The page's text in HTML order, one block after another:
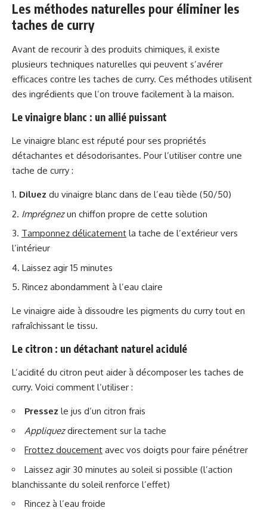
Les méthodes naturelles pour éliminer les
taches de curry
Avant de recourir à des produits chimiques, il existe
plusieurs techniques naturelles qui peuvent s’avérer
efficaces contre les taches de curry. Ces méthodes utilisent
des ingrédients que l’on trouve facilement à la maison.
Le vinaigre blanc : un allié puissant
Le vinaigre blanc est réputé pour ses propriétés
détachantes et désodorisantes. Pour l’utiliser contre une
tache de curry :
Diluez du vinaigre blanc dans de l’eau tiède (50/50)
Imprégnezun chiffon propre de cette solution
Tamponnez délicatement la tache de l’extérieur vers
l’intérieur
Laissez agir 15 minutes
Rincez abondamment à l’eau claire
Le vinaigre aide à dissoudre les pigments du curry tout en
rafraîchissant le tissu.
Le citron : un détachant naturel acidulé
L’acidité du citron peut aider à décomposer les taches de
curry. Voici comment l’utiliser :
Pressez le jus d’un citron frais
Appliquezdirectement sur la tache
Frottez doucement avec vos doigts pour faire pénétrer
Laissez agir 30 minutes au soleil si possible (l’action
blanchissante du soleil renforce l’effet)
Rincez à l’eau froide